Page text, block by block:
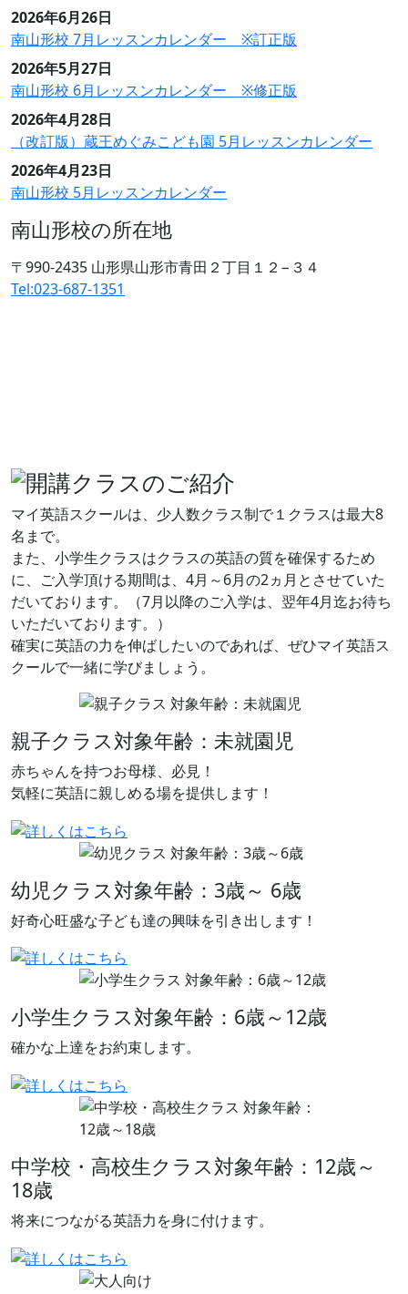
2026年6月26日
南山形校 7月レッスンカレンダー ※訂正版
2026年5月27日
南山形校 6月レッスンカレンダー ※修正版
2026年4月28日
（改訂版）蔵王めぐみこども園 5月レッスンカレンダー
2026年4月23日
南山形校 5月レッスンカレンダー
南山形校の所在地
〒990-2435 山形県山形市青田２丁目１２−３４
Tel:023-687-1351
マイ英語スクールは、少人数クラス制で１クラスは最大8
名まで。
また、小学生クラスはクラスの英語の質を確保するため
に、ご入学頂ける期間は、4月～6月の2ヵ月とさせていた
だいております。（7月以降のご入学は、翌年4月迄お待ち
いただいております。）
確実に英語の力を伸ばしたいのであれば、ぜひマイ英語ス
クールで一緒に学びましょう。
親子クラス対象年齢：未就園児
赤ちゃんを持つお母様、必見！
気軽に英語に親しめる場を提供します！
幼児クラス対象年齢：3歳～ 6歳
好奇心旺盛な子ども達の興味を引き出します！
小学生クラス対象年齢：6歳～12歳
確かな上達をお約束します。
中学校・高校生クラス対象年齢：12歳～
18歳
将来につながる英語力を身に付けます。